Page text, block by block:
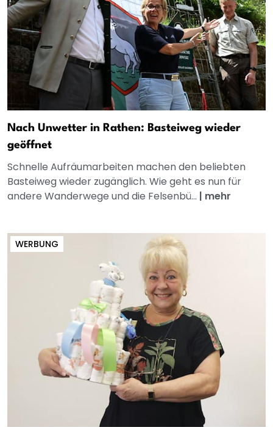
Nach Unwetter in Rathen: Basteiweg wieder
geöffnet
Schnelle Aufräumarbeiten machen den beliebten
Basteiweg wieder zugänglich. Wie geht es nun für
andere Wanderwege und die Felsenbü... | mehr
WERBUNG